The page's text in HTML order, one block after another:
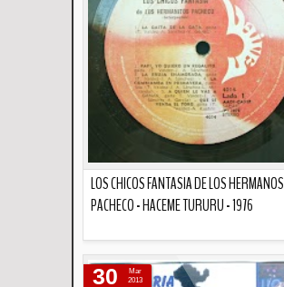
LOS CHICOS FANTASIA DE LOS HERMANOS
PACHECO - HACEME TURURU - 1976
30
Mar
2013